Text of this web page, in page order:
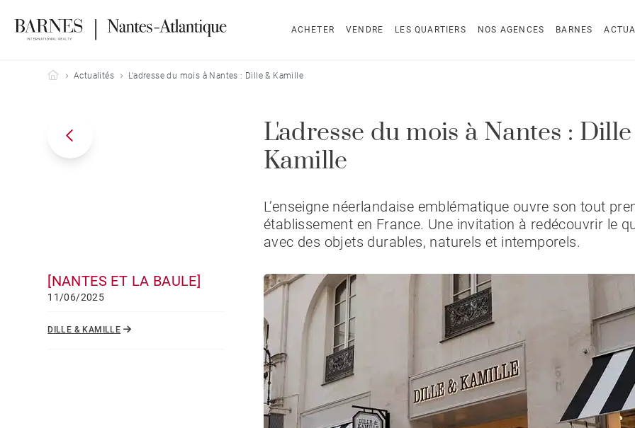
ACHETER VENDRE LES QUARTIERS NOS AGENCES BARNES
Barnes Nantes-Atlantique
Actualités L'adresse du mois à Nantes : Dille & Kamille
[NANTES ET LA BAULE]
11/06/2025
DILLE & KAMILLE
L'adresse du mois à Nantes :
Kamille
L’enseigne néerlandaise emblématique ouvre son tout
établissement en France. Une invitation à redécouvrir le
avec des objets durables, naturels et intemporels.